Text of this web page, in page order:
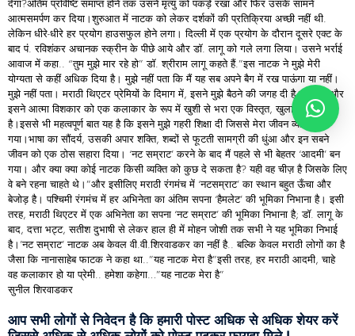
देगा?अंतिम प्रविष्टि समाप्त होने तक उसने मृत्यु को पकड़े रखा और फिर उसके सामने
आत्मसमर्पण कर दिया।शुरुआत में नाटक को लेकर दर्शकों की प्रतिक्रिया अच्छी नहीं थी.
लेकिन धीरे-धीरे हर प्रयोग हाउसफुल होने लगा। दिल्ली में एक प्रयोग के दौरान दूसरे एक्ट के
बाद पं. रविशंकर अचानक स्क्रीन के पीछे आये और डॉ. लागू को गले लगा लिया। उसने भर्राई
आवाज में कहा.. “तुम मुझे मार रहे हो” डॉ. श्रीराम लागू कहते हैं.”इस नाटक ने मुझे मेरी
योग्यता से कहीं अधिक दिया है। मुझे नहीं पता कि मैं यह सब अपने बैग में रख पाऊंगा या नहीं।
मुझे नहीं पता। मराठी थिएटर प्रेमियों के दिमाग में, इसने मुझे बैठने की जगह दी है कोने में, और
इसने आत्मा विशकार को एक कलाकार के रूप में खुशी से भरा एक विस्तृत, खुला आंगन दिया
है।इससे भी महत्वपूर्ण बात यह है कि इसने मुझे गहरी शिक्षा दी जिससे मेरा जीवन व्यापक हो
गया।भाषा का सौंदर्य, उसकी अपार शक्ति, शब्दों से फूटती सामग्री की धुंआ और इन सबने
जीवन को एक ठोस सहारा दिया। ‘नट सम्राट’ करने के बाद मैं पहले से भी बेहतर ‘आदमी’ बन
गया। और क्या क्या कोई नाटक किसी व्यक्ति को कुछ दे सकता है? यही वह चीज़ है जिसके लिए
वे बने रहना चाहते थे।”और इसीलिए मराठी रंगमंच में ‘नटसम्राट’ का स्थान बहुत ऊँचा और
बेजोड़ है। पश्चिमी रंगमंच में हर अभिनेता का अंतिम सपना ‘हैमलेट’ की भूमिका निभाना है। इसी
तरह, मराठी थिएटर में एक अभिनेता का सपना ‘नट सम्राट’ की भूमिका निभाना है; डॉ. लागू के
बाद, दत्ता भट्ट, सतीश दुभाषी से लेकर हाल ही में मोहन जोशी तक सभी ने यह भूमिका निभाई
है।’नट सम्राट’ नाटक अब केवल वी.वी.शिरवाडकर का नहीं है.. बल्कि केवल मराठी लोगों का है
जैसा कि नानासाहेब फाटक ने कहा था..”यह नाटक मेरा है”इसी तरह, हर मराठी आदमी, चाहे
वह कलाकार हो या प्रेमी.. हमेशा कहेगा…”यह नाटक मेरा है”
सुनील शिरवाडकर
आप सभी लोगों से निवेदन है कि हमारी पोस्ट अधिक से अधिक शेयर करें